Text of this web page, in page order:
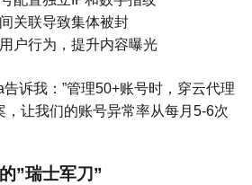
关联导致集体被封
户行为，提升内容曝光
诉我：”管理50+账号时，穿云代理
，让我们的账号异常率从每月5-6次
”瑞士军刀”